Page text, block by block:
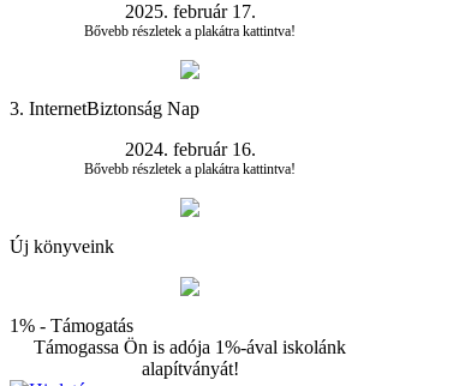
2025. február 17.
Bővebb részletek a plakátra kattintva!
3. InternetBiztonság Nap
2024. február 16.
Bővebb részletek a plakátra kattintva!
Új könyveink
1% - Támogatás
Támogassa Ön is adója 1%-ával iskolánk
alapítványát!